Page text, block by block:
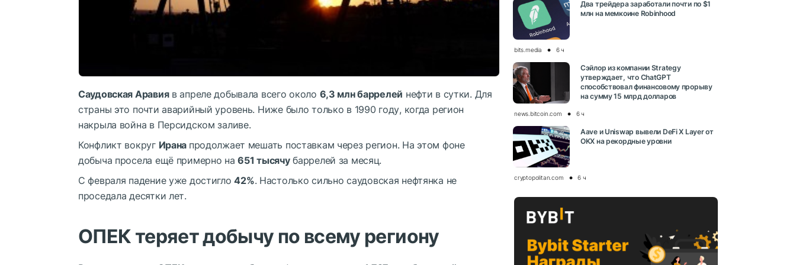
Саудовская Аравияв апреле добывала всего около 6,3 млн баррелей нефти в сутки. Для
страны это почти аварийный уровень. Ниже было только в 1990 году, когда регион
накрыла война в Персидском заливе.
Конфликт вокруг Ирана продолжает мешать поставкам через регион. На этом фоне
добыча просела ещё примерно на651 тысячубаррелей за месяц.
С февраля падение уже достигло42%. Настолько сильно саудовская нефтянка не
проседала десятки лет.
ОПЕК теряет добычу по всему региону
Два трейдера заработали почти по $1
млн на мемкоине Robinhood
bits.media 6 ч
Сэйлор из компании Strategy
утверждает, что ChatGPT
способствовал финансовому прорыву
на сумму 15 млрд долларов
news.bitcoin.com 6 ч
Aave и Uniswap вывели DeFi X Layer от
OKX на рекордные уровни
cryptopolitan.com 6 ч